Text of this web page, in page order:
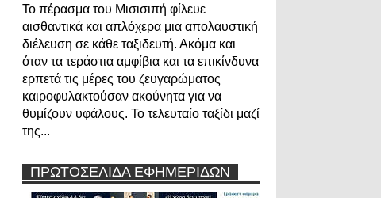
Το πέρασμα του Μισισιπή φίλευε
αισθαντικά και απλόχερα μια απολαυστική
διέλευση σε κάθε ταξιδευτή. Ακόμα και
όταν τα τεράστια αμφίβια και τα επικίνδυνα
ερπετά τις μέρες του ζευγαρώματος
καιροφυλακτούσαν ακούνητα για να
θυμίζουν υφάλους. Το τελευταίο ταξίδι μαζί
της...
ΠΡΩΤΟΣΕΛΙΔΑ ΕΦΗΜΕΡΙΔΩΝ